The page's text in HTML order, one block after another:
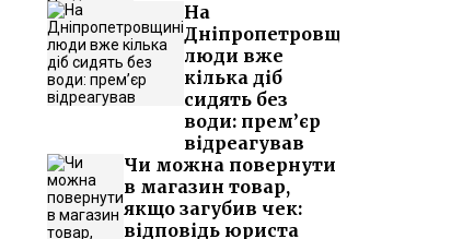
На
Дніпропетровщині
люди вже
кілька діб
сидять без
води: прем’єр
відреагував
Чи можна повернути
в магазин товар,
якщо загубив чек:
відповідь юриста